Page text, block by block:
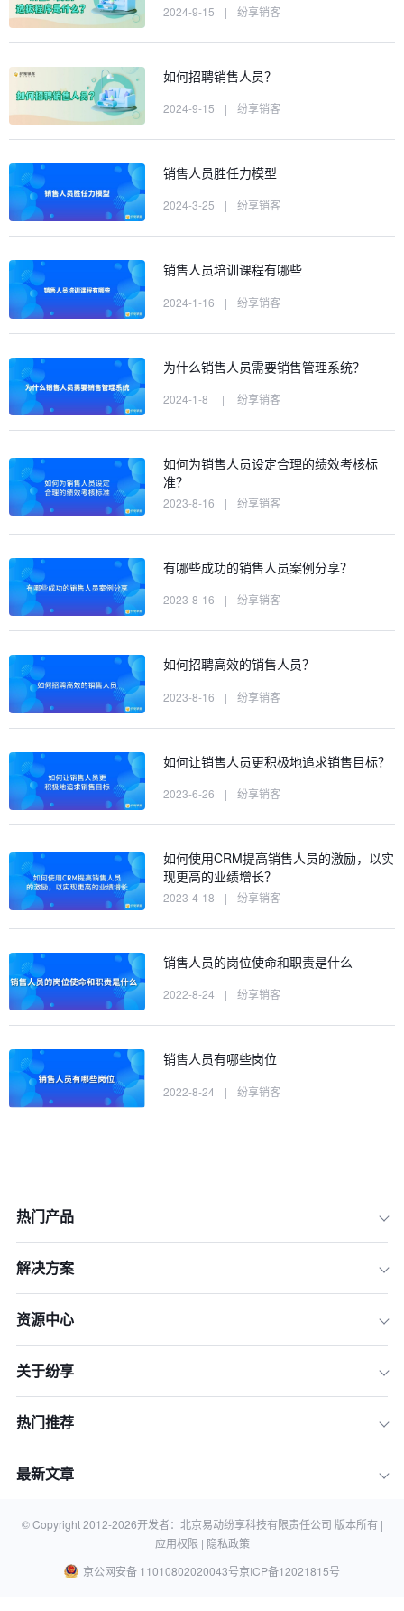
2024-9-15 | 纷享销客
如何招聘销售人员？
2024-9-15 | 纷享销客
销售人员胜任力模型
2024-3-25 | 纷享销客
销售人员培训课程有哪些
2024-1-16 | 纷享销客
为什么销售人员需要销售管理系统？
2024-1-8 | 纷享销客
如何为销售人员设定合理的绩效考核标
准？
2023-8-16 | 纷享销客
有哪些成功的销售人员案例分享？
2023-8-16 | 纷享销客
如何招聘高效的销售人员？
2023-8-16 | 纷享销客
如何让销售人员更积极地追求销售目标？
2023-6-26 | 纷享销客
如何使用CRM提高销售人员的激励，以实
现更高的业绩增长？
2023-4-18 | 纷享销客
销售人员的岗位使命和职责是什么
2022-8-24 | 纷享销客
销售人员有哪些岗位
2022-8-24 | 纷享销客
热门产品
解决方案
资源中心
关于纷享
热门推荐
最新文章
© Copyright 2012-2026开发者：北京易动纷享科技有限责任公司 版本所有 |
应用权限 | 隐私政策
京公网安备 11010802020043号京ICP备12021815号